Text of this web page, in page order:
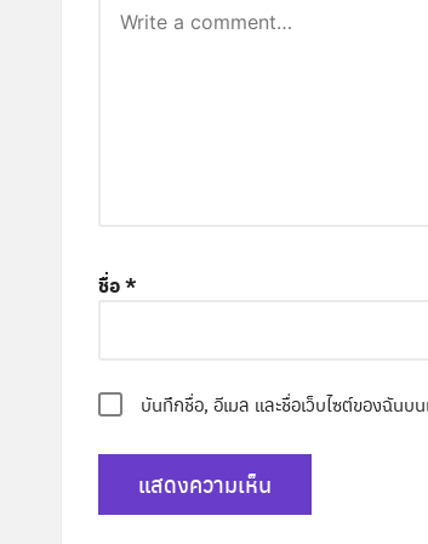
ชื่อ*
บันทึกชื่อ, อีเมล และชื่อเว็บไซต์ของฉันบ